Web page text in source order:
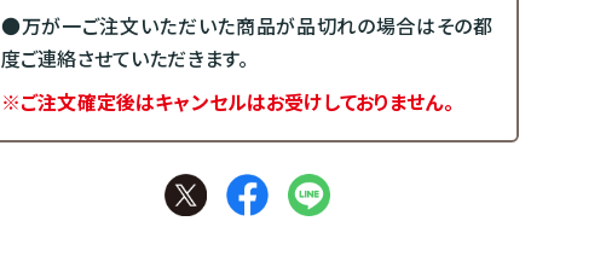
●万が一ご注文いただいた商品が品切れの場合はその都
度ご連絡させていただきます。
※ご注文確定後はキャンセルはお受けしておりません。